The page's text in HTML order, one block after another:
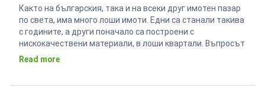
Както на българския, така и на всеки друг имотен пазар
по света, има много лоши имоти. Едни са станали такива
с годините, а други поначало са построени с
нискокачествени материали, в лоши квартали. Въпросът
е дали можем да печелим от лошите имоти? Този
Read more